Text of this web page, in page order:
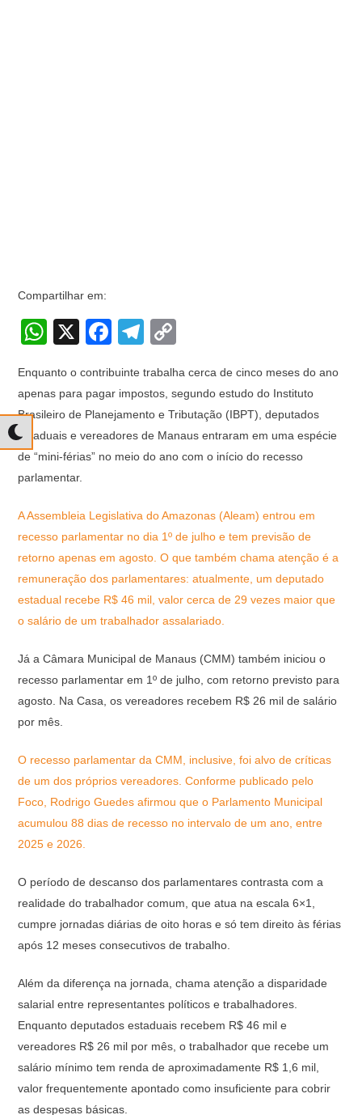
Compartilhar em:
W
at
s
A
p
p
X
F
c
e
b
o
k
T
e
gr
a
m
p
y
Li
n
Enquanto o contribuinte trabalha cerca de cinco meses do ano
apenas para pagar impostos, segundo estudo do Instituto
Brasileiro de Planejamento e Tributação (IBPT), deputados
estaduais e vereadores de Manaus entraram em uma espécie
de “mini-férias” no meio do ano com o início do recesso
parlamentar.
A Assembleia Legislativa do Amazonas (Aleam) entrou em
recesso parlamentar no dia 1º de julho e tem previsão de
retorno apenas em agosto. O que também chama atenção é a
remuneração dos parlamentares: atualmente, um deputado
estadual recebe R$ 46 mil, valor cerca de 29 vezes maior que
o salário de um trabalhador assalariado.
Já a Câmara Municipal de Manaus (CMM) também iniciou o
recesso parlamentar em 1º de julho, com retorno previsto para
agosto. Na Casa, os vereadores recebem R$ 26 mil de salário
por mês.
O recesso parlamentar da CMM, inclusive, foi alvo de críticas
de um dos próprios vereadores. Conforme publicado pelo
Foco, Rodrigo Guedes afirmou que o Parlamento Municipal
acumulou 88 dias de recesso no intervalo de um ano, entre
2025 e 2026.
O período de descanso dos parlamentares contrasta com a
realidade do trabalhador comum, que atua na escala 6×1,
cumpre jornadas diárias de oito horas e só tem direito às férias
após 12 meses consecutivos de trabalho.
Além da diferença na jornada, chama atenção a disparidade
salarial entre representantes políticos e trabalhadores.
Enquanto deputados estaduais recebem R$ 46 mil e
vereadores R$ 26 mil por mês, o trabalhador que recebe um
salário mínimo tem renda de aproximadamente R$ 1,6 mil,
valor frequentemente apontado como insuficiente para cobrir
as despesas básicas.